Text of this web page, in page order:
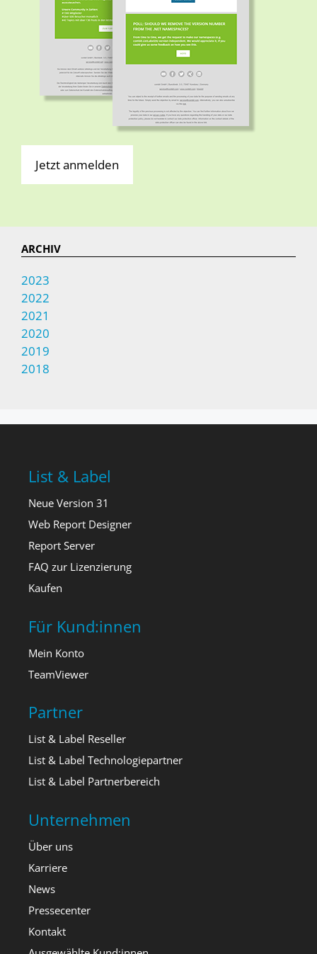
Jetzt anmelden
ARCHIV
2023
2022
2021
2020
2019
2018
List & Label
Neue Version 31
Web Report Designer
Report Server
FAQ zur Lizenzierung
Kaufen
Für Kund:innen
Mein Konto
TeamViewer
Partner
List & Label Reseller
List & Label Technologiepartner
List & Label Partnerbereich
Unternehmen
Über uns
Karriere
News
Pressecenter
Kontakt